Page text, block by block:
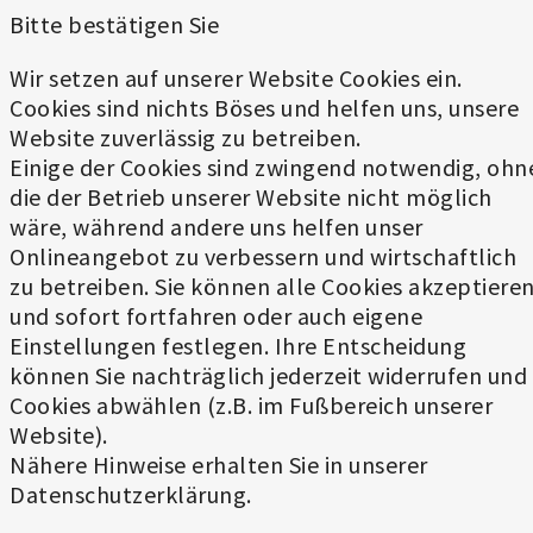
Bitte bestätigen Sie
Wir setzen auf unserer Website Cookies ein.
Cookies sind nichts Böses und helfen uns, unsere
Website zuverlässig zu betreiben.
Einige der Cookies sind zwingend notwendig,
die der Betrieb unserer Website nicht möglich
wäre, während andere uns helfen unser
Onlineangebot zu verbessern und wirtschaftlich
zu betreiben. Sie können alle Cookies
und sofort fortfahren oder auch eigene
Einstellungen festlegen. Ihre Entscheidung
können Sie nachträglich jederzeit widerrufen und
Cookies abwählen (z.B. im Fußbereich unserer
Website).
Nähere Hinweise erhalten Sie in unserer
Datenschutzerklärung.